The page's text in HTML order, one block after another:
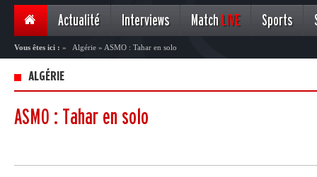
Actualité Interviews Match LIVE Sports
Vous êtes ici : » Algérie » ASMO : Tahar en solo
ALGÉRIE
ASMO : Tahar en solo